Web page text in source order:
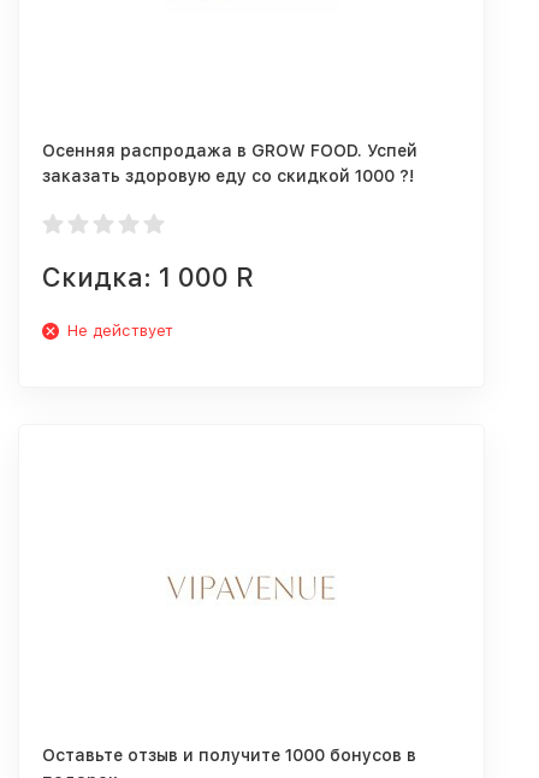
Осенняя распродажа в GROW FOOD. Успей
заказать здоровую еду со скидкой 1000 ?!
Скидка: 1 000 R
Не действует
Оставьте отзыв и получите 1000 бонусов в